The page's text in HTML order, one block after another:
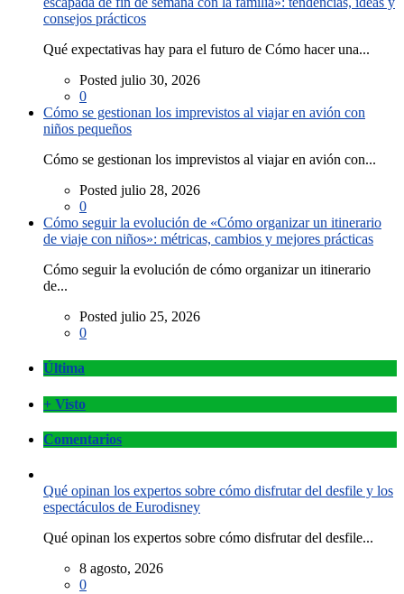
consejos prácticos
Qué expectativas hay para el futuro de Cómo hacer una...
Posted julio 30, 2026
0
Cómo se gestionan los imprevistos al viajar en avión con
niños pequeños
Cómo se gestionan los imprevistos al viajar en avión con...
Posted julio 28, 2026
0
Cómo seguir la evolución de «Cómo organizar un itinerario
de viaje con niños»: métricas, cambios y mejores prácticas
Cómo seguir la evolución de cómo organizar un itinerario
de...
Posted julio 25, 2026
0
Última
+ Visto
Comentarios
Qué opinan los expertos sobre cómo disfrutar del desfile y los
espectáculos de Eurodisney
Qué opinan los expertos sobre cómo disfrutar del desfile...
8 agosto, 2026
0